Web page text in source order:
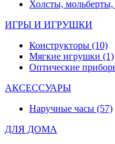
Холсты,
ИГРЫ И ИГРУШКИ
Конструкторы (10)
Мягкие игрушки (1)
Оптические
АКСЕССУАРЫ
Наручные часы (57)
ДЛЯ ДОМА